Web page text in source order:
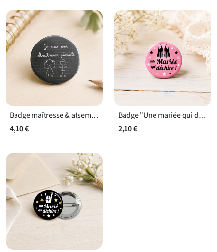
Badge maîtresse & atsem - x2
4,10 €
Badge "Une mariée qui déchire"
2,10 €